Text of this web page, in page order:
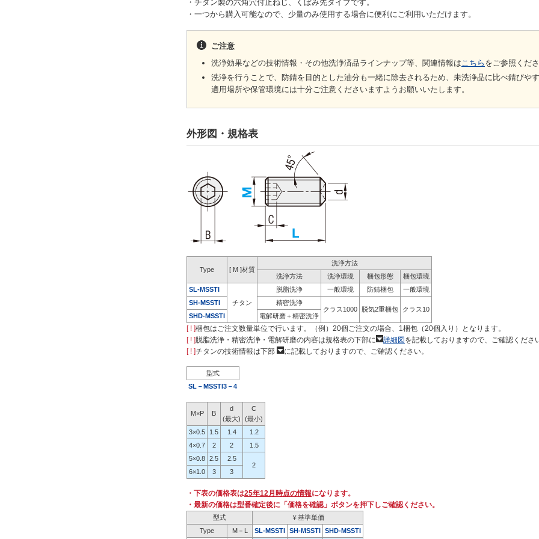
・チタン製の六角穴付止ねじ、くぼみ先タイプです。
・一つから購入可能なので、少量のみ使用する場合に便利にご利用いただけます。
ご注意
洗浄効果などの技術情報・その他洗浄済品ラインナップ等、関連情報はこちら をご参照くださ
洗浄を行うことで、防錆を目的とした油分も一緒に除去されるため、未洗浄品に比べ錆びや
適用場所や保管環境には十分ご注意くださいますようお願いいたします。
外形図・規格表
Type [ M ]材質
洗浄方法
洗浄方法
洗浄環境 梱包形態
梱包環境
SL-MSSTI
チタン
脱脂洗浄 一般環境 防錆梱包
一般環境
SH-MSSTI
精密洗浄
クラス1000
脱気2重梱包
クラス10
SHD-MSSTI
電解研磨＋精密洗浄
[ ! ]梱包はご注文数量単位で行います。（例）20個ご注文の場合、1梱包（20個入り）となります。
[ ! ] 脱脂洗浄・精密洗浄・電解研磨の内容は規格表の下部に 詳細図 を記載しておりますので、ご確認くださ
[ ! ]チタンの技術情報は下部 に記載しておりますので、ご確認ください。
型式
SL－MSSTI3－4
M×P B
d
(最大)
C
(最小)
3×0.5
1.5 1.4
1.2
4×0.7
2 2
1.5
5×0.8 2.5
2.5
2
6×1.0
3 3
・下表の価格表は25年12月時点の情報になります。
・最新の価格は型番確定後に「価格を確認」ボタンを押下しご確認ください。
型式
￥基準単価
Type
M－L SL-MSSTI SH-MSSTI SHD-MSSTI